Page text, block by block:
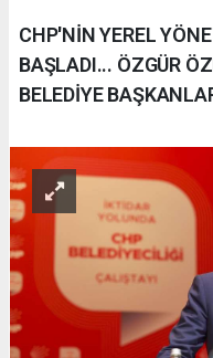
CHP'NİN YEREL
BAŞLADI... ÖZGÜR
BELEDİYE